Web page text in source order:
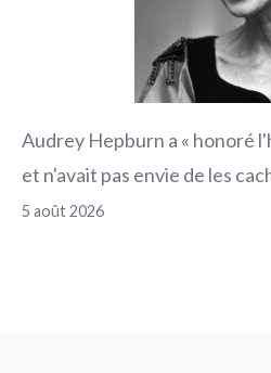
Audrey Hepburn a « honoré
et n'avait pas envie de les
5 août 2026